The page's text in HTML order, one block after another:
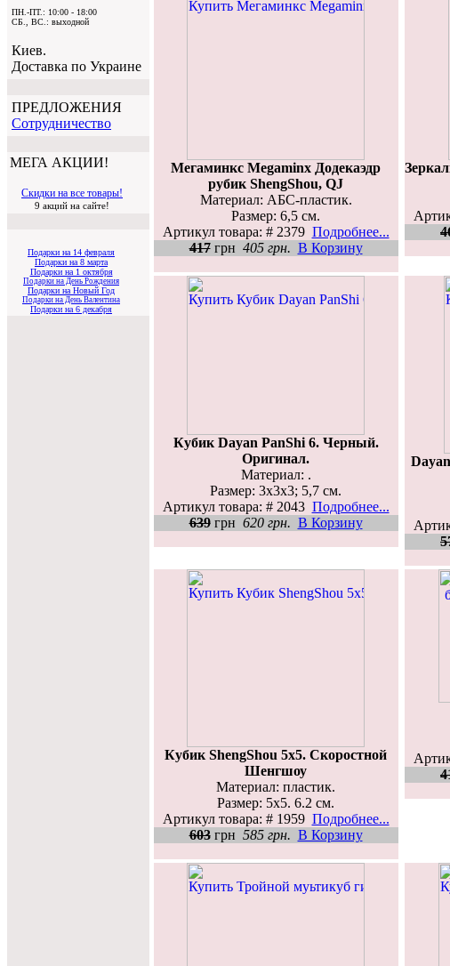
ПН.-ПТ.: 10:00 - 18:00
СБ., ВС.: выходной
Киев.
Доставка по Украине
ПРЕДЛОЖЕНИЯ
Cотрудничество
МЕГА АКЦИИ!
Скидки на все товары!
9 акций на сайте!
Подарки на 14 февраля
Подарки на 8 марта
Подарки на 1 октября
Подарки на День Рождения
Подарки на Новый Год
Подарки на День Валентина
Подарки на 6 декабря
Мегаминкс Megaminx Додекаэдр
рубик ShengShou, QJ
Материал: АБС-пластик.
Размер: 6,5 см.
Артикул товара: # 2379 Подробнее...
417грн 405 грн. В Корзину
Кубик Dayan PanShi 6. Черный.
Оригинал.
Материал: .
Размер: 3х3х3; 5,7 см.
Артикул товара: # 2043 Подробнее...
639грн 620 грн. В Корзину
Кубик ShengShou 5x5. Скоростной
Шенгшоу
Материал: пластик.
Размер: 5х5. 6.2 см.
Артикул товара: # 1959 Подробнее...
603грн 585 грн. В Корзину